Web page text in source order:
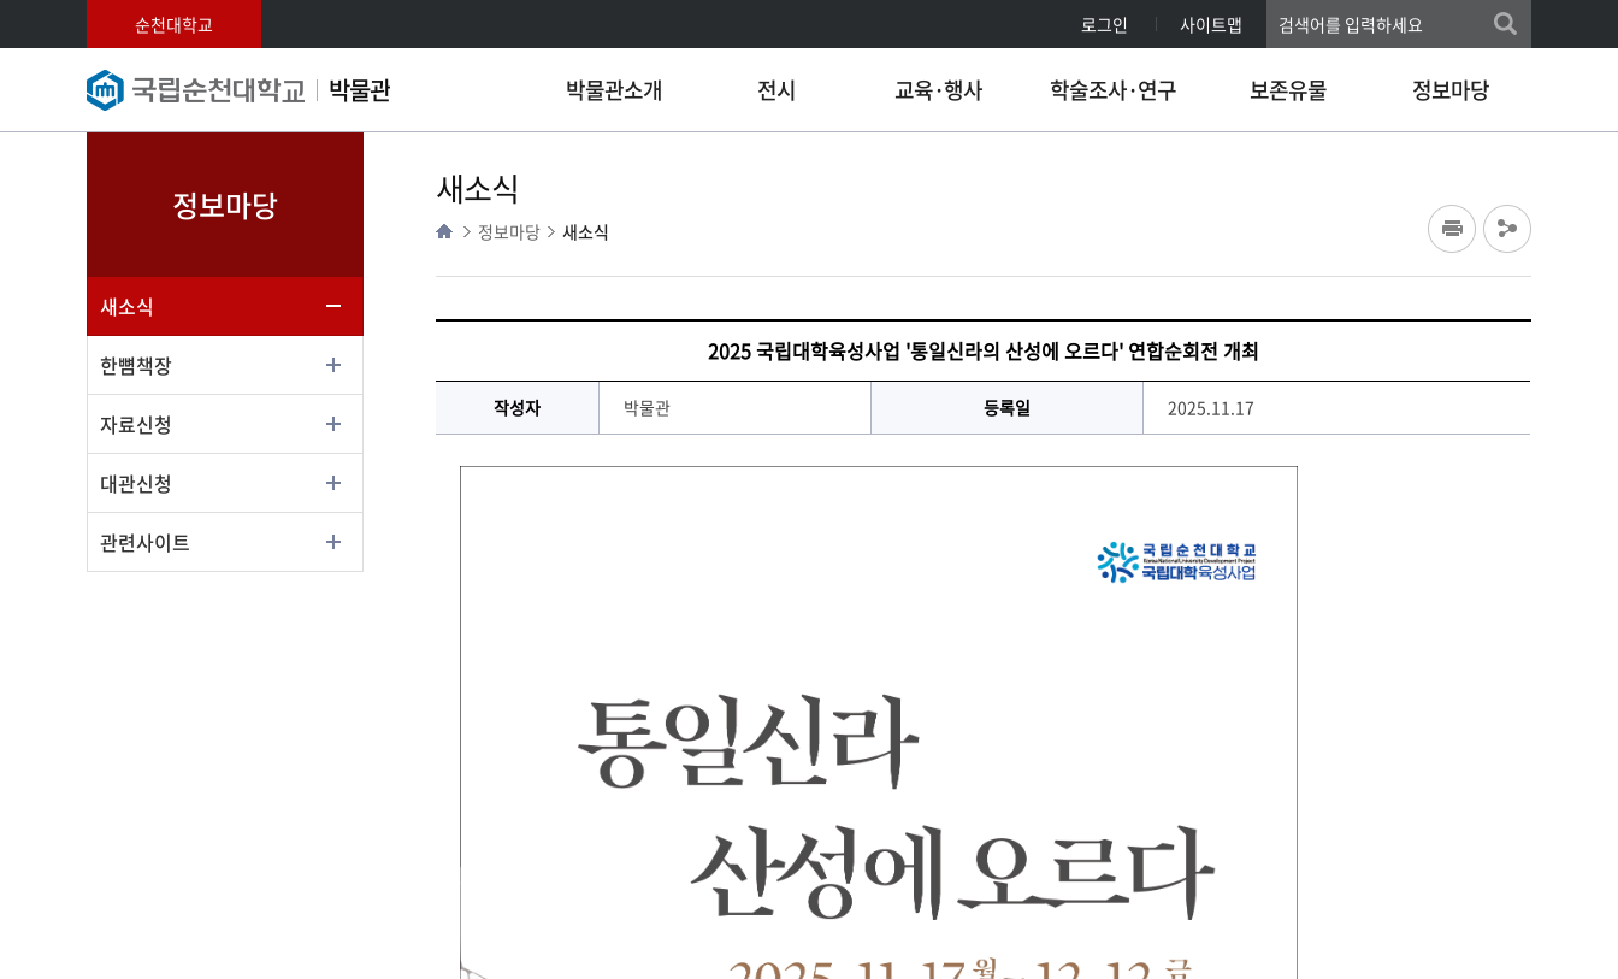
순천대학교 로그인 사이트맵
박물관 박물관소개 전시 교육·행사 학술조사·연구 보존유물 정보마당
정보마당
새소식
한뼘책장
자료신청
대관신청
관련사이트
새소식
정보마당 새소식
2025 국립대학육성사업 '통일신라의 산성에 오르다' 연합순회전 개최
작성자 박물관 등록일 2025.11.17